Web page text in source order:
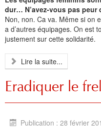
dur… N’avez-vous pas peur
Non, non. Ca va. Même si on
a d’autres équipages. On est
justement sur cette solidarité.
Lire la suite...
Eradiquer le
Publication : 28 février